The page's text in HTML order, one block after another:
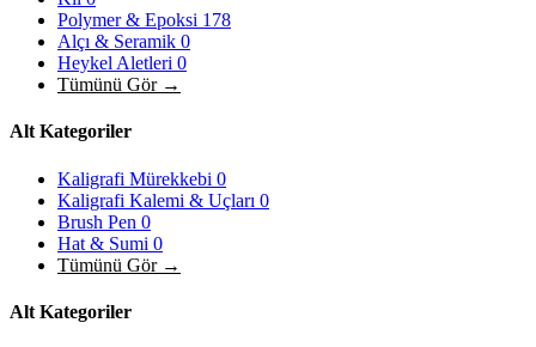
Polymer & Epoksi 178
Alçı & Seramik 0
Heykel Aletleri 0
Tümünü Gör →
Alt Kategoriler
Kaligrafi Mürekkebi 0
Kaligrafi Kalemi & Uçları 0
Brush Pen 0
Hat & Sumi 0
Tümünü Gör →
Alt Kategoriler